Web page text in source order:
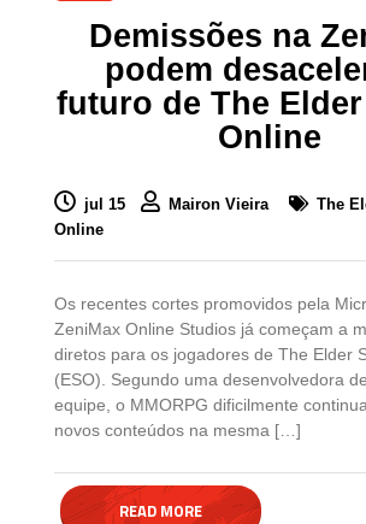
Demissões na
podem
futuro de The
Online
jul 15 Mairon Vieira
The
Online
Os recentes cortes promovidos pela
ZeniMax Online Studios já começam a
diretos para os jogadores de The Elder
(ESO). Segundo uma desenvolvedora
equipe, o MMORPG dificilmente
novos conteúdos na mesma […]
READ MORE